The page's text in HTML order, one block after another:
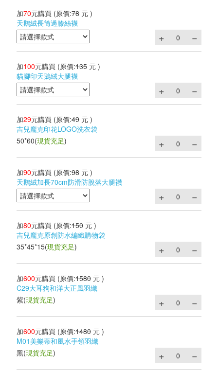
加70元購買 (原價:78 元 )
天鵝絨長筒過膝絲襪
加100元購買 (原價:135 元 )
貓腳印天鵝絨大腿襪
加29元購買 (原價:49 元 )
吉兒龐克印花LOGO洗衣袋
50*60(現貨充足)
加90元購買 (原價:98 元 )
天鵝絨加長70cm防滑防脫落大腿襪
加80元購買 (原價:150 元 )
吉兒龐克原創防水編織購物袋
35*45*15(現貨充足)
加600元購買 (原價:1580 元 )
C29大耳狗和洋大正風羽織
紫(現貨充足)
加600元購買 (原價:1480 元 )
M01美樂蒂和風水手領羽織
黑(現貨充足)